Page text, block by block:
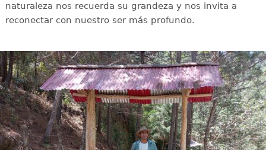
naturaleza nos recuerda su grandeza y nos invita a
reconectar con nuestro ser más profundo.